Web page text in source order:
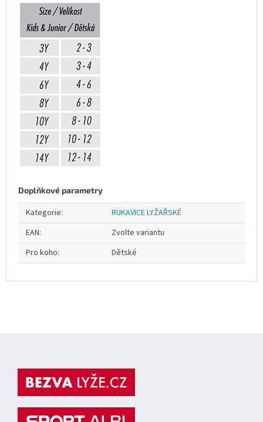
Doplňkové parametry
Kategorie:
RUKAVICE LYŽAŘSKÉ
EAN:
Zvolte variantu
Pro koho: Dětské